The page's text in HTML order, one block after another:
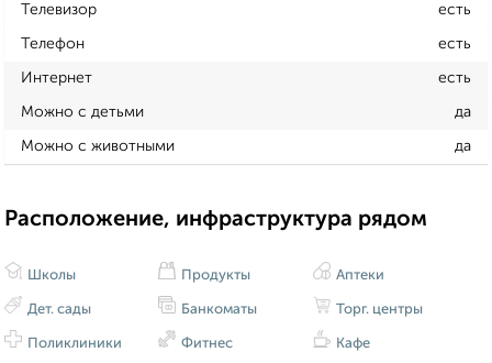
Телевизор есть
Телефон есть
Интернет есть
Можно с детьми да
Можно с животными да
Расположение, инфраструктура рядом
Школы
Дет. сады
Поликлиники
Продукты
Банкоматы
Фитнес
Аптеки
Торг. центры
Кафе